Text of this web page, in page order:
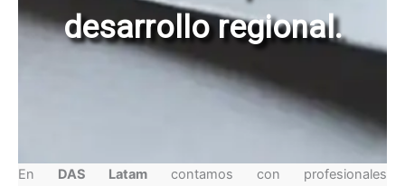
desarrollo regional.
En DAS Latam contamos con profesionales